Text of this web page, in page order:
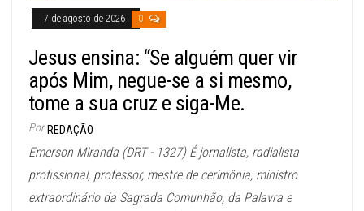
7 de agosto de 2026 0
Jesus ensina: “Se alguém quer vir
após Mim, negue-se a si mesmo,
tome a sua cruz e siga-Me.
Por REDAÇÃO
Emerson Miranda (DRT - 1327) É jornalista, radialista
profissional, professor, mestre de cerimônia, ministro
extraordinário da Sagrada Comunhão, da Palavra e